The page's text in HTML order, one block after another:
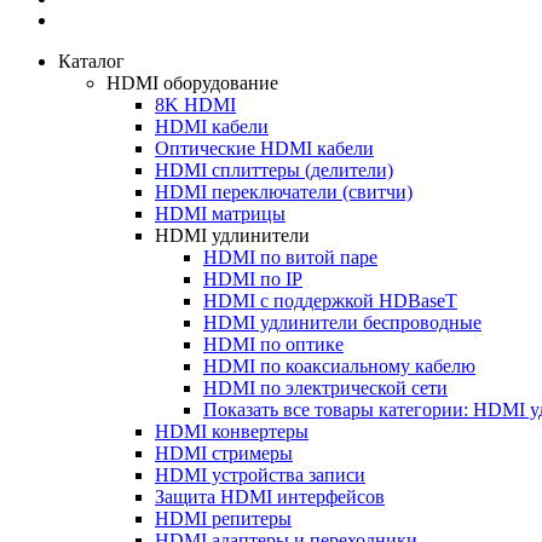
Каталог
HDMI оборудование
8K HDMI
HDMI кабели
Оптические HDMI кабели
HDMI сплиттеры (делители)
HDMI переключатели (свитчи)
HDMI матрицы
HDMI удлинители
HDMI по витой паре
HDMI по IP
HDMI с поддержкой HDBaseT
HDMI удлинители беспроводные
HDMI по оптике
HDMI по коаксиальному кабелю
HDMI по электрической сети
Показать все товары категории: HDMI
HDMI конвертеры
HDMI стримеры
HDMI устройства записи
Защита HDMI интерфейсов
HDMI репитеры